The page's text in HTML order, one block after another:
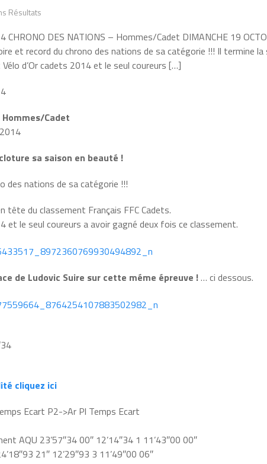
Résultats
CHRONO DES NATIONS – Hommes/Cadet DIMANCHE 19
et record du chrono des nations de sa catégorie !!! Il termine
d’Or cadets 2014 et le seul coureurs […]
Hommes/Cadet
sa saison en beauté !
des nations de sa catégorie !!!
tête du classement Français FFC Cadets.
et le seul coureurs a avoir gagné deux fois ce classement.
de Ludovic Suire sur cette méme épreuve !… ci dessous.
cliquez ici
Ecart P2->Ar Pl Temps Ecart
AQU 23’57″34 00″ 12’14″34 1 11’43″00 00″
21″ 12’29″93 3 11’49″00 06″